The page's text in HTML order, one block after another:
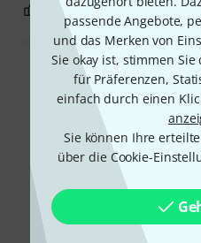
passende Angebote,
und das Merken von
Sie okay ist, stimmen
für Präferenzen,
einfach durch einen
Sie können Ihre
über die Cookie-
0
Alle
Schon